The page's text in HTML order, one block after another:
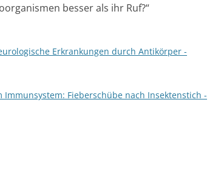
besser als ihr Ruf?“
Erkrankungen durch Antikörper -
Immunsystem: Fieberschübe nach Insektenstich -